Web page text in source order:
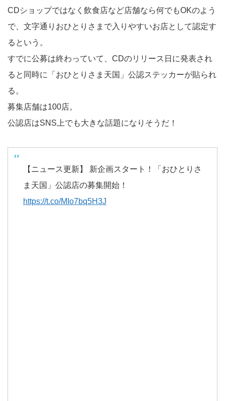
CDショップではなく飲食店など店舗なら何でもOKのよう
で、文字通りおひとりさまで入りやすいお店として認定す
るという。
すでに公募は終わっていて、CDのリリース日に発表され
ると同時に「おひとりさま天国」公認ステッカーが貼られ
る。
募集店舗は100店。
公認店はSNS上でも大きな話題になりそうだ！
【ニュース更新】 新企画スタート！「おひとりさ
ま天国」公認店の募集開始！
https://t.co/MIo7bq5H3J